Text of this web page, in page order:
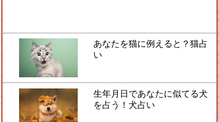
あなたを猫に例えると？猫占
い
生年月日であなたに似てる犬
を占う！犬占い